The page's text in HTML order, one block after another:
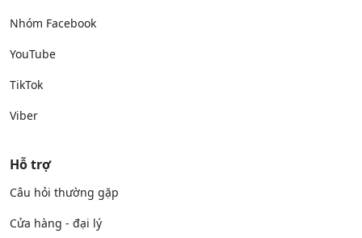
Nhóm Facebook
YouTube
TikTok
Viber
Hỗ trợ
Câu hỏi thường gặp
Cửa hàng - đại lý